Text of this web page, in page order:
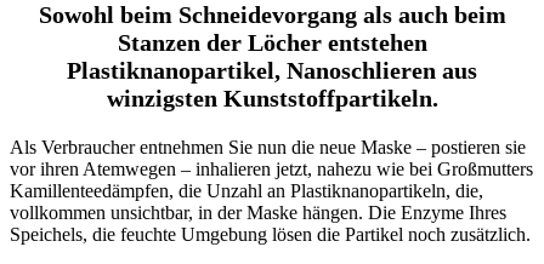
Sowohl beim Schneidevorgang als auch beim
Stanzen der Löcher entstehen
Plastiknanopartikel, Nanoschlieren aus
winzigsten Kunststoffpartikeln.
Als Verbraucher entnehmen Sie nun die neue Maske – postieren sie
vor ihren Atemwegen – inhalieren jetzt, nahezu wie bei Großmutters
Kamillenteedämpfen, die Unzahl an Plastiknanopartikeln, die,
vollkommen unsichtbar, in der Maske hängen. Die Enzyme Ihres
Speichels, die feuchte Umgebung lösen die Partikel noch zusätzlich.